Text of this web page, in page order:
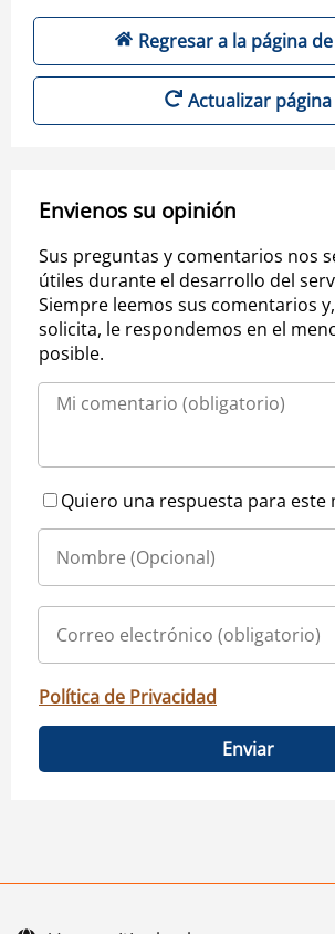
Regresar a la página
Actualizar página
Envienos su opinión
Sus preguntas y comentarios nos
útiles durante el desarrollo del
Siempre leemos sus comentarios
solicita, le respondemos en el
posible.
Quiero una respuesta para este
Política de Privacidad
Enviar